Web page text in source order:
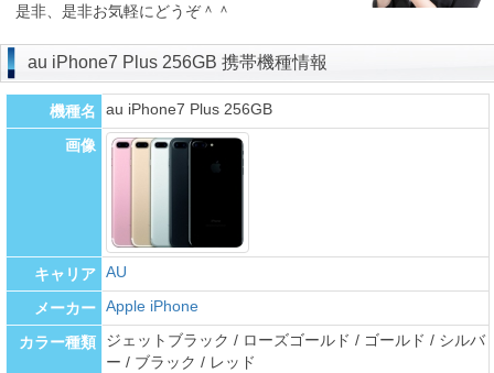
是非、是非お気軽にどうぞ＾＾
au iPhone7 Plus 256GB 携帯機種情報
機種名 au iPhone7 Plus 256GB
画像
キャリア AU
メーカー Apple iPhone
カラー種類
ジェットブラック / ローズゴールド / ゴールド / シルバ
ー / ブラック / レッド